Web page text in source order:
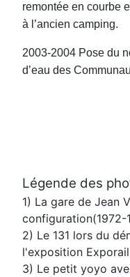
remontée en courbe
à l’ancien camping.
2003-2004 Pose du
d’eau des
Légende des
1) La gare de Jean
configuration(1972-
2) Le 131 lors du
l'exposition
3) Le petit yoyo